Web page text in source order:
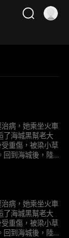
病，她乘坐火車
了海城黑幫老大
重傷，被梁小草
回到海城後，陸
病，她乘坐火車
了海城黑幫老大
重傷，被梁小草
回到海城後，陸